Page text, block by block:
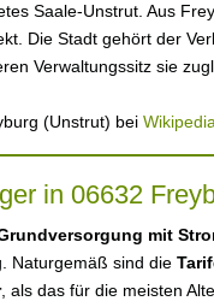
Saale-Unstrut. Aus
Die Stadt gehört der
Verwaltungssitz sie
(Unstrut) bei Wikipedia
in 06632
mit
Naturgemäß sind die
, als das für die meisten